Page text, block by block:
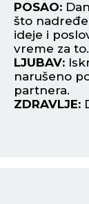
POSAO:
što
ideje i
vreme za to.
LJUBAV:
narušeno
partnera.
ZDRAVLJE: